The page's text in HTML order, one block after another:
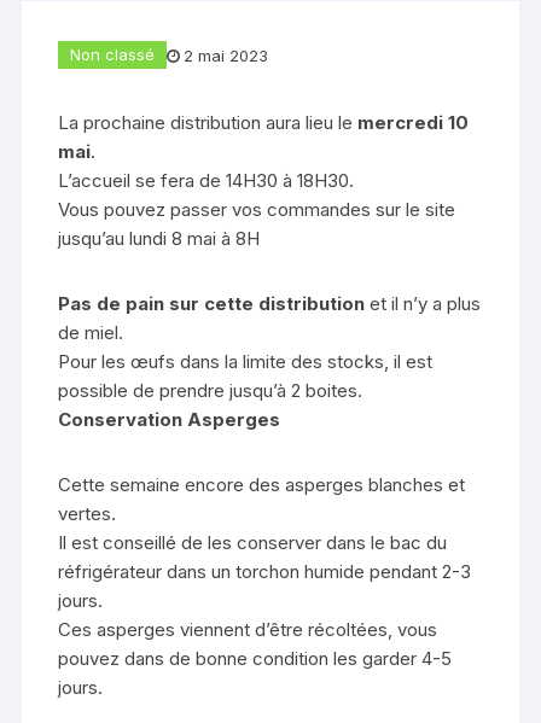
Non classé 2 mai 2023
La prochaine distribution aura lieu le mercredi 10
mai.
L’accueil se fera de 14H30 à 18H30.
Vous pouvez passer vos commandes sur le site
jusqu’au lundi 8 mai à 8H
Pas de pain sur cette distribution et il n’y a plus
de miel.
Pour les œufs dans la limite des stocks, il est
possible de prendre jusqu’à 2 boites.
Conservation Asperges
Cette semaine encore des asperges blanches et
vertes.
Il est conseillé de les conserver dans le bac du
réfrigérateur dans un torchon humide pendant 2-3
jours.
Ces asperges viennent d’être récoltées, vous
pouvez dans de bonne condition les garder 4-5
jours.